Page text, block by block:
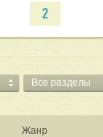
2
Все разделы
Жанр